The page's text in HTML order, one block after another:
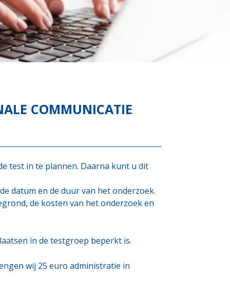
COMMUNICATIE
test in te plannen. Daarna kunt u dit
datum en de duur van het onderzoek.
de kosten van het onderzoek en
in de testgroep beperkt is.
wij 25 euro administratie in